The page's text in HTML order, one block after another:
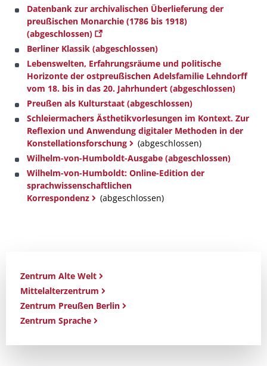
Datenbank zur archivalischen Überlieferung der
preußischen Monarchie (1786 bis 1918)
(abgeschlossen)
Berliner Klassik (abgeschlossen)
Lebenswelten, Erfahrungsräume und politische
Horizonte der ostpreußischen Adelsfamilie Lehndorff
vom 18. bis in das 20. Jahrhundert (abgeschlossen)
Preußen als Kulturstaat (abgeschlossen)
Schleiermachers Ästhetikvorlesungen im Kontext. Zur
Reflexion und Anwendung digitaler Methoden in der
Konstellationsforschung
(abgeschlossen)
Wilhelm-von-Humboldt-Ausgabe (abgeschlossen)
Wilhelm-von-Humboldt: Online-Edition der
sprachwissenschaftlichen
Korrespondenz
(abgeschlossen)
Zentrum Alte Welt
Mittelalterzentrum
Zentrum Preußen Berlin
Zentrum Sprache